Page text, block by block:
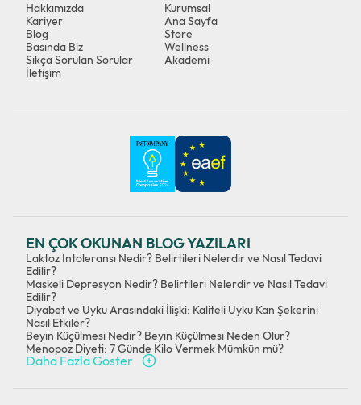
Hakkımızda
Kurumsal
Kariyer
Ana Sayfa
Blog
Store
Basında Biz
Wellness
Sıkça Sorulan Sorular
Akademi
İletişim
EN ÇOK OKUNAN BLOG YAZILARI
Laktoz İntoleransı Nedir? Belirtileri Nelerdir ve Nasıl Tedavi
Edilir?
Maskeli Depresyon Nedir? Belirtileri Nelerdir ve Nasıl Tedavi
Edilir?
Diyabet ve Uyku Arasındaki İlişki: Kaliteli Uyku Kan Şekerini
Nasıl Etkiler?
Beyin Küçülmesi Nedir? Beyin Küçülmesi Neden Olur?
Menopoz Diyeti: 7 Günde Kilo Vermek Mümkün mü?
Daha Fazla Göster